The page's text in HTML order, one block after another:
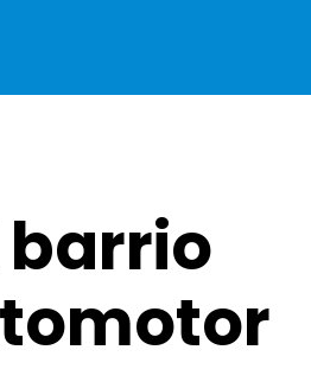
barrio